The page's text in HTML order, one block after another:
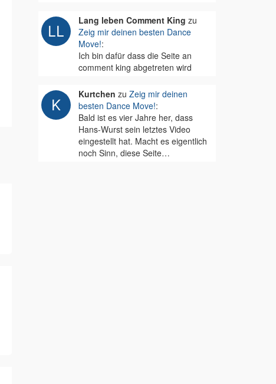
Lang leben Comment King zu
Zeig mir deinen besten Dance
Move!:
Ich bin dafür dass die Seite an
comment king abgetreten wird
Kurtchen zu Zeig mir deinen
besten Dance Move!:
Bald ist es vier Jahre her, dass
Hans-Wurst sein letztes Video
eingestellt hat. Macht es eigentlich
noch Sinn, diese Seite…